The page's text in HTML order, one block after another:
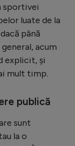
sportivei
luate de la
până
acum
explicit, și
mult timp.
publică
sunt
la o